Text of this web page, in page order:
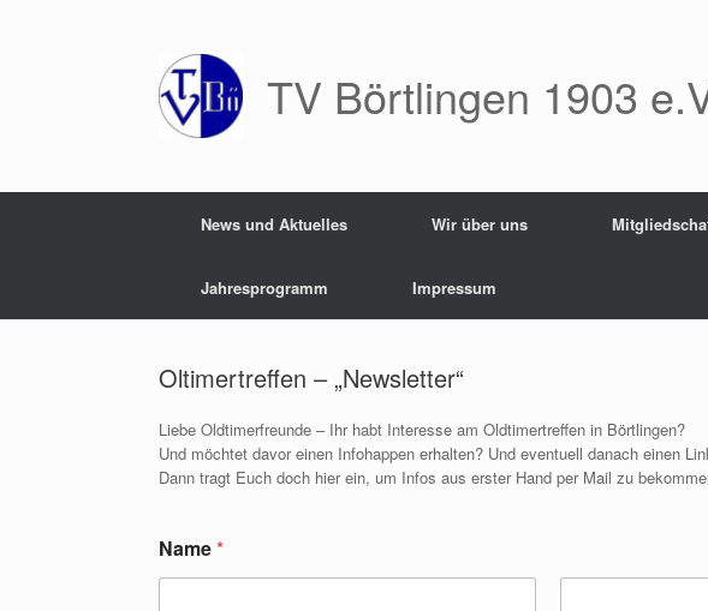
TV Börtlingen 1903
News und Aktuelles Wir über uns
Jahresprogramm Impressum
Oltimertreffen – „Newsletter“
Liebe Oldtimerfreunde – Ihr habt Interesse am Oldtimertreffen in Börtlingen?
Und möchtet davor einen Infohappen erhalten? Und eventuell danach einen
Dann tragt Euch doch hier ein, um Infos aus erster Hand per Mail zu
Name*